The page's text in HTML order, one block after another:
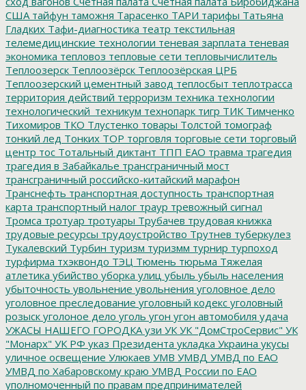
США тайфун таможня Тарасенко ТАРИ тарифы Татьяна
Гладких Тафи-диагностика театр текстильная
телемедицинские технологии теневая зарплата теневая
экономика тепловоз тепловые сети тепловычислитель
Теплоозерск Теплоозёрск Теплоозёрская ЦРБ
Теплоозерский цементный завод теплосбыт теплотрасса
территория действий терроризм техника технологии
технологический_техникум технопарк тигр ТИК Тимченко
Тихомиров ТКО Тлустенко товары Толстой томограф
тонкий лед Тонких ТОР торговля торговые сети торговый
центр тос Тотальный диктант ТПП ЕАО травма трагедия
трагедия в Забайкалье трансграничный мост
трансграничный российско-китайский марафон
Транснефть транспортная доступность транспортная
карта транспортный налог траур тревожный сигнал
Тромса тротуар тротуары Трубачев трудовая книжка
трудовые ресурсы трудоустройство Трутнев туберкулез
Тукалевский Турбин туризм туризмм турнир турпоход
турфирма тхэквондо ТЭЦ Тюмень тюрьма Тяжелая
атлетика убийство уборка улиц убыль убыль населения
убыточность увольнение увольнения уголовное дело
уголовное преследование уголовный кодекс уголовный
розыск уголоное дело уголь угон угон автомобиля удача
УЖАСЫ НАШЕГО ГОРОДКА узи УК УК "ДомСтроСервис" УК
"Монарх" УК РФ указ Президента укладка Украина укусы
уличное освещение Улюкаев УМВ УМВД УМВД по ЕАО
УМВД по Хабаровскому краю УМВД России по ЕАО
уполномоченный по правам предпринимателей